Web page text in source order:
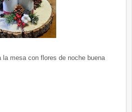
la mesa con flores de noche buena